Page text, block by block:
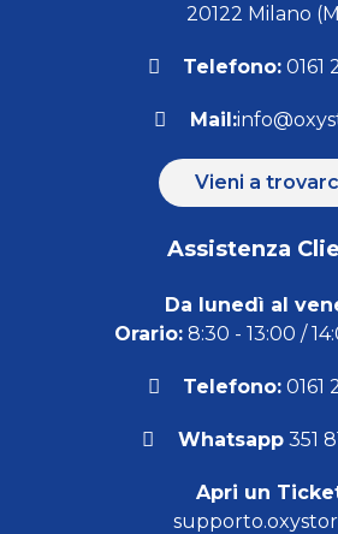
20122 Milano
Telefono: 0161
Mail:
Vieni a
Assistenza
Da lunedì al
Orario:8:30 - 13:00 /
Telefono: 0161
Whatsapp351
Apri un